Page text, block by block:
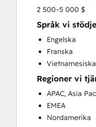
Full Inbound
Help Desk
Knowledge
Paid
Public Relations
Sales and
Sales
Sales
Search Engine
Social Media
2 500–5 000 $
Språk vi
Engelska
Franska
Vietnamesiska
Regioner vi
APAC, Asia
EMEA
Nordamerika